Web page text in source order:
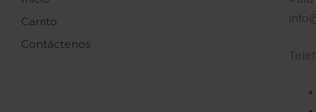
Carrito
Contáctenos